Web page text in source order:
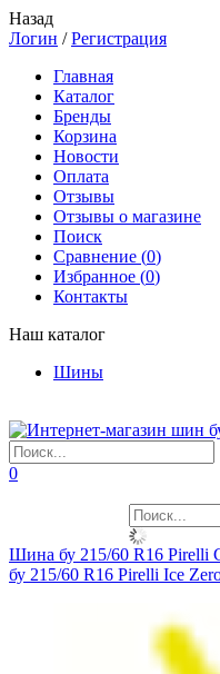
Назад
Логин /Регистрация
Главная
Каталог
Бренды
Корзина
Новости
Оплата
Отзывы
Отзывы о магазине
Поиск
Сравнение (0)
Избранное (0)
Контакты
Наш каталог
Шины
0
Шина бу 215/60 R16 Pirelli
бу 215/60 R16 Pirelli Ice